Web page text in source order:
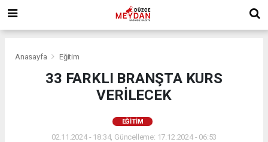
Anasayfa Eğitim
33 FARKLI BRANŞTA KURS
VERİLECEK
EĞITIM
02.11.2024 - 18:34, Güncelleme: 17.12.2024 - 06:53